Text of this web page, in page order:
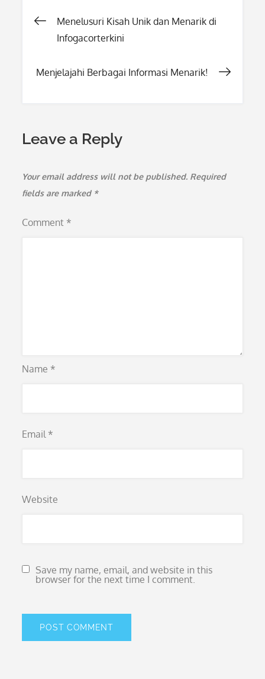
Post
Menelusuri Kisah Unik dan Menarik di
Infogacorterkini
Menjelajahi Berbagai Informasi Menarik!
Leave a Reply
Your email address will not be published. Required
fields are marked *
Comment *
Name *
Email *
Website
Save my name, email, and website in this
browser for the next time I comment.